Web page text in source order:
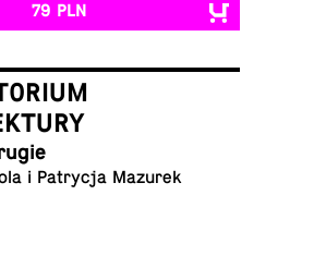
79 PLN
i Pa­try­cja Mazurek